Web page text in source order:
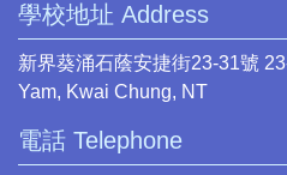
學校地址 Address
新界葵涌石蔭安捷街23-31號
Yam, Kwai Chung, NT
電話 Telephone